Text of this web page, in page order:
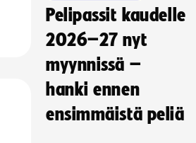
Pelipassit kaudelle
2026–27 nyt
myynnissä –
hanki ennen
ensimmäistä peliä